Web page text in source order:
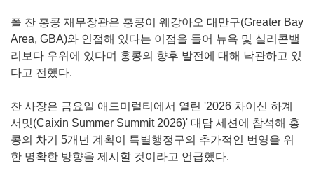
폴 찬 홍콩 재무장관은 홍콩이 웨강아오 대만구(Greater Bay
Area, GBA)와 인접해 있다는 이점을 들어 뉴욕 및 실리콘밸
리보다 우위에 있다며 홍콩의 향후 발전에 대해 낙관하고 있
다고 전했다.
찬 사장은 금요일 애드미럴티에서 열린 '2026 차이신 하계
서밋(Caixin Summer Summit 2026)' 대담 세션에 참석해 홍
콩의 차기 5개년 계획이 특별행정구의 추가적인 번영을 위
한 명확한 방향을 제시할 것이라고 언급했다.